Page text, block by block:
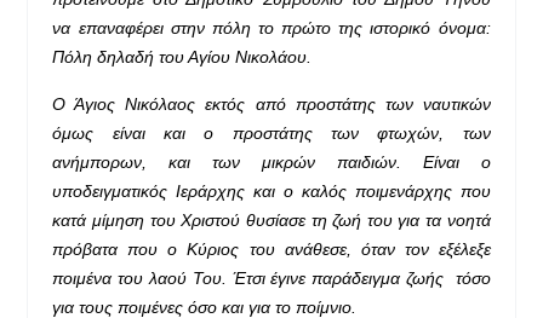
να επαναφέρει στην πόλη το πρώτο της ιστορικό όνομα:
Πόλη δηλαδή του Αγίου Νικολάου.
Ο Άγιος Νικόλαος εκτός από προστάτης των ναυτικών
όμως είναι και ο προστάτης των φτωχών, των
ανήμπορων, και των μικρών παιδιών. Είναι ο
υποδειγματικός Ιεράρχης και ο καλός ποιμενάρχης που
κατά μίμηση του Χριστού θυσίασε τη ζωή του για τα νοητά
πρόβατα που ο Κύριος του ανάθεσε, όταν τον εξέλεξε
ποιμένα του λαού Του. Έτσι έγινε παράδειγμα ζωής τόσο
για τους ποιμένες όσο και για το ποίμνιο.